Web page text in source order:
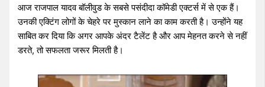
आज राजपाल यादव बॉलीवुड के सबसे पसंदीदा कॉमेडी एक्टर्स में से एक हैं।
उनकी एक्टिंग लोगों के चेहरे पर मुस्कान लाने का काम करती है। उन्होंने यह
साबित कर दिया कि अगर आपके अंदर टैलेंट है और आप मेहनत करने से नहीं
डरते, तो सफलता जरूर मिलती है।